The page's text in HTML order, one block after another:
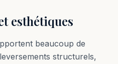
esthétiques
beaucoup de
structurels,